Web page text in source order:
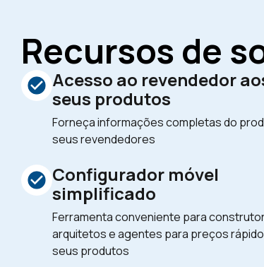
Recursos de
Acesso ao revendedor
seus produtos
Forneça informações completas do
seus revendedores
Configurador móvel
simplificado
Ferramenta conveniente para
arquitetos e agentes para preços
seus produtos